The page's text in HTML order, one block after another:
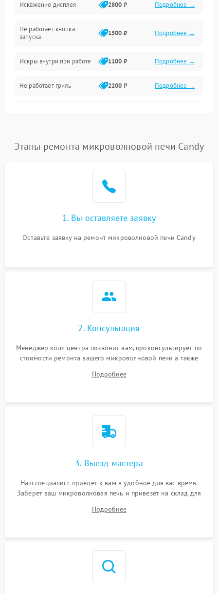
Питание и запуск
Нагрев и приготовление
Программное обеспечение
Искажение дисплея 2800 ₽ Подробнее →
Не работает кнопка
запуска
1500 ₽ Подробнее →
Искры внутри при работе 1100 ₽ Подробнее →
Не работает гриль 2200 ₽ Подробнее →
Подробнее →
2200 ₽
Не работают сенсорные
1000 ₽
Этапы ремонта микроволновой печи Candy
1. Вы оставляете заявку
Оставьте заявку на ремонт микроволновой печи Candy
2. Консультация
Менеджер колл центра позвонит вам, проконсультирует по
стоимости ремонта вашего микроволновой печи а также
Подробнее
3. Выезд мастера
Наш специалист приедет к вам в удобное для вас время.
Заберет ваш микроволновая печь и привезет на склад для
Подробнее